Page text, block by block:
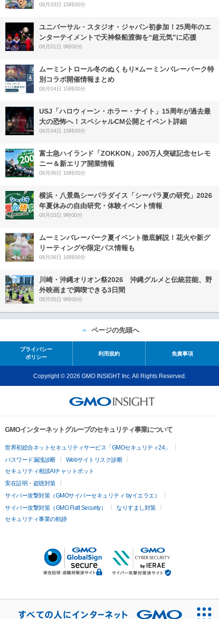
08月03日 15時00分
ユニバーサル・スタジオ・ジャパン初参加！25周年のエ
ンターテイメントで天神祭船渡御を“超元気”に応援
08月01日 9時00分
ムーミントロール冬のぬくもり×ムーミンバレーパーク特
別コラボ開催情報まとめ
08月04日 15時00分
USJ「ハロウィーン・ホラー・ナイト」15周年が過去最
大の恐怖へ！スペシャルCM公開とイベント詳細
08月04日 15時00分
富士急ハイランド「ZOKKON」200万人突破記念セレモ
ニー＆新エリア開業情報
08月06日 16時00分
横浜・八景島シーパラダイス「シーパラ夏の研究」2026
年夏休みの自由研究・体験イベント情報
08月03日 9時00分
ムーミンバレーパーク夏イベント徹底解説！花火や新グ
リーティングや限定パス情報も
08月06日 16時00分
川崎・沖縄オリオン祭2026 沖縄グルメと伝統芸能、野
外映画まで満喫できる3日間
08月05日 9時00分
ページの先頭へ
プライバシー
ポリシー
利用規約 免責事項
Copyright © 2026 GMO INSIGHT Inc. All Rights Reserved.
GMOインターネットグループのセキュリティ事業について
世界初総合ネットセキュリティサービス「GMOセキュリティ24」
パスワード漏洩診断
Webサイトリスク診断
セキュリティ相談AIチャットボット
実在証明・盗聴対策
サイバー攻撃対策（GMOサイバーセキュリティ byイエラエ）
サイバー攻撃対策（GMO Flatt Security）
なりすまし対策
セキュリティ事業の軌跡